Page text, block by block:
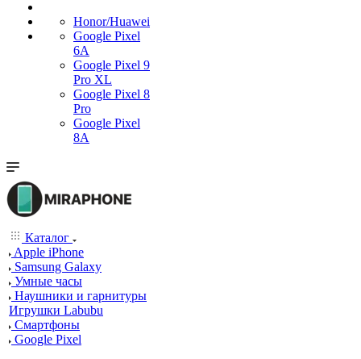
Honor/Huawei
Google Pixel
6A
Google Pixel 9
Pro XL
Google Pixel 8
Pro
Google Pixel
8A
Каталог
Apple iPhone
Samsung Galaxy
Умные часы
Наушники и гарнитуры
Игрушки Labubu
Смартфоны
Google Pixel